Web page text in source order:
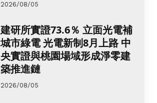
2026/08/05
建研所實證73.6％ 立面光電補
城市綠電 光電新制8月上路 中
央實證與桃園場域形成淨零建
築推進鏈
2026/08/05